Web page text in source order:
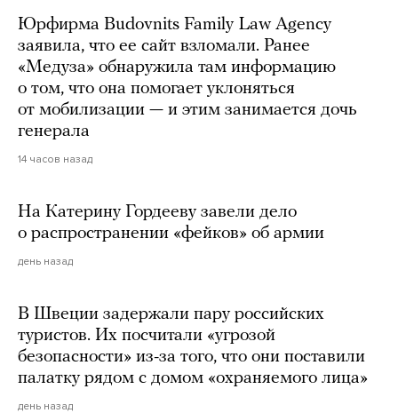
Юрфирма Budovnits Family Law Agency
заявила, что ее сайт взломали. Ранее
«Медуза» обнаружила там информацию
о том, что она помогает уклоняться
от мобилизации — и этим занимается дочь
генерала
14 часов назад
На Катерину Гордееву завели дело
о распространении «фейков» об армии
день назад
В Швеции задержали пару российских
туристов. Их посчитали «угрозой
безопасности» из-за того, что они поставили
палатку рядом с домом «охраняемого лица»
день назад